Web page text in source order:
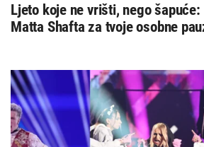
Ljeto koje ne vrišti, nego
Matta Shafta za tvoje osobne